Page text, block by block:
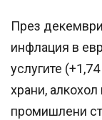
През
инфлация в
услугите
храни,
промишлени